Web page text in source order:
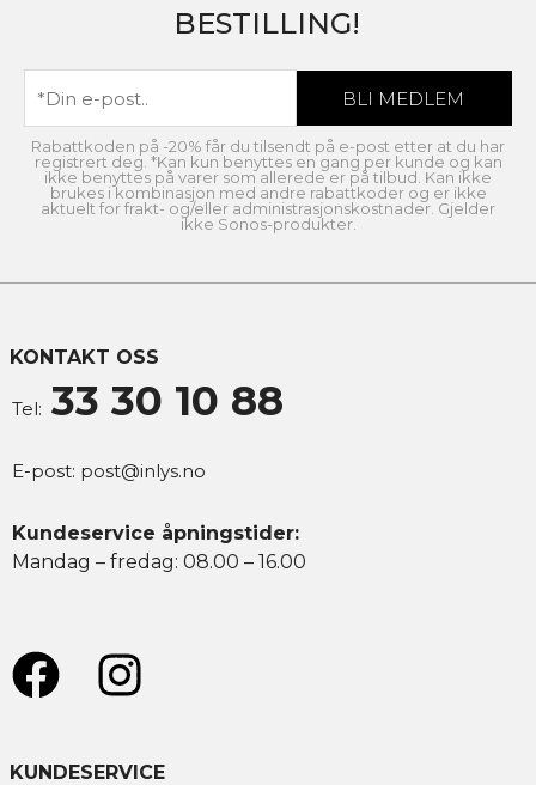
MONTERING / TILKOBLING
Tilkobling
Hurtigkobling
Vegg
BESTILLING!
Rabattkoden på -20% får du tilsendt på e-post etter at du har
registrert deg. *Kan kun benyttes en gang per kunde og kan
ikke benyttes på varer som allerede er på tilbud. Kan ikke
brukes i kombinasjon med andre rabattkoder og er ikke
aktuelt for frakt- og/eller administrasjonskostnader. Gjelder
ikke Sonos-produkter.
KONTAKT OSS
Tel: 33 30 10 88
E-post: post@inlys.no
Kundeservice åpningstider:
Mandag – fredag: 08.00 – 16.00
KUNDESERVICE